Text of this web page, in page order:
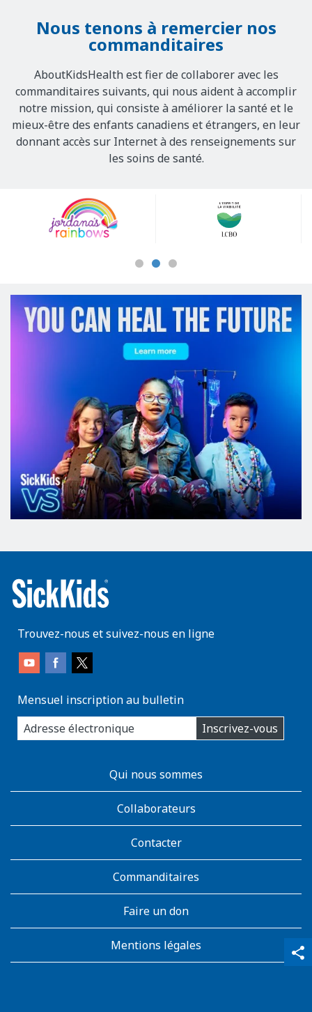
share
qr_code_scanner
content_copy
Nous tenons à remercier nos
commanditaires
AboutKidsHealth est fier de collaborer avec les
commanditaires suivants, qui nous aident à accomplir
notre mission, qui consiste à améliorer la santé et le
mieux-être des enfants canadiens et étrangers, en leur
donnant accès sur Internet à des renseignements sur
les soins de santé.
Sponsors
Trouvez-nous et suivez-nous en ligne
Mensuel inscription au bulletin
enter
you
email
Inscrivez-vous
AboutKidsHealthQui nous sommes
Collaborateurs
Contacter
Commanditaires
Faire un don
Mentions légales